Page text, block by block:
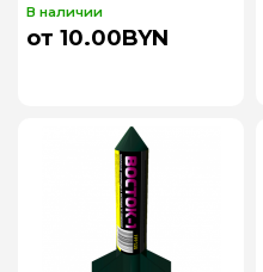
В наличии
от 10.00BYN